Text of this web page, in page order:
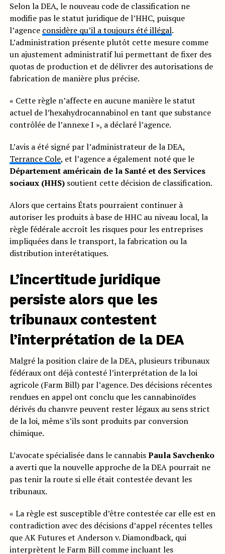
Selon la DEA, le nouveau code de classification ne
modifie pas le statut juridique de l’HHC, puisque
l’agence considère qu’il a toujours été illégal.
L’administration présente plutôt cette mesure comme
un ajustement administratif lui permettant de fixer des
quotas de production et de délivrer des autorisations de
fabrication de manière plus précise.
« Cette règle n’affecte en aucune manière le statut
actuel de l’hexahydrocannabinol en tant que substance
contrôlée de l’annexe I », a déclaré l’agence.
L’avis a été signé par l’administrateur de la DEA,
Terrance Cole, et l’agence a également noté que le
Département américain de la Santé et des Services
sociaux (HHS)soutient cette décision de classification.
Alors que certains États pourraient continuer à
autoriser les produits à base de HHC au niveau local, la
règle fédérale accroît les risques pour les entreprises
impliquées dans le transport, la fabrication ou la
distribution interétatiques.
L’incertitude juridique
persiste alors que les
tribunaux contestent
l’interprétation de la DEA
Malgré la position claire de la DEA, plusieurs tribunaux
fédéraux ont déjà contesté l’interprétation de la loi
agricole (Farm Bill) par l’agence. Des décisions récentes
rendues en appel ont conclu que les cannabinoïdes
dérivés du chanvre peuvent rester légaux au sens strict
de la loi, même s’ils sont produits par conversion
chimique.
L’avocate spécialisée dans le cannabisPaula Savchenko
a averti que la nouvelle approche de la DEA pourrait ne
pas tenir la route si elle était contestée devant les
tribunaux.
« La règle est susceptible d’être contestée car elle est en
contradiction avec des décisions d’appel récentes telles
que AK Futures et Anderson v. Diamondback, qui
interprètent le Farm Bill comme incluant les